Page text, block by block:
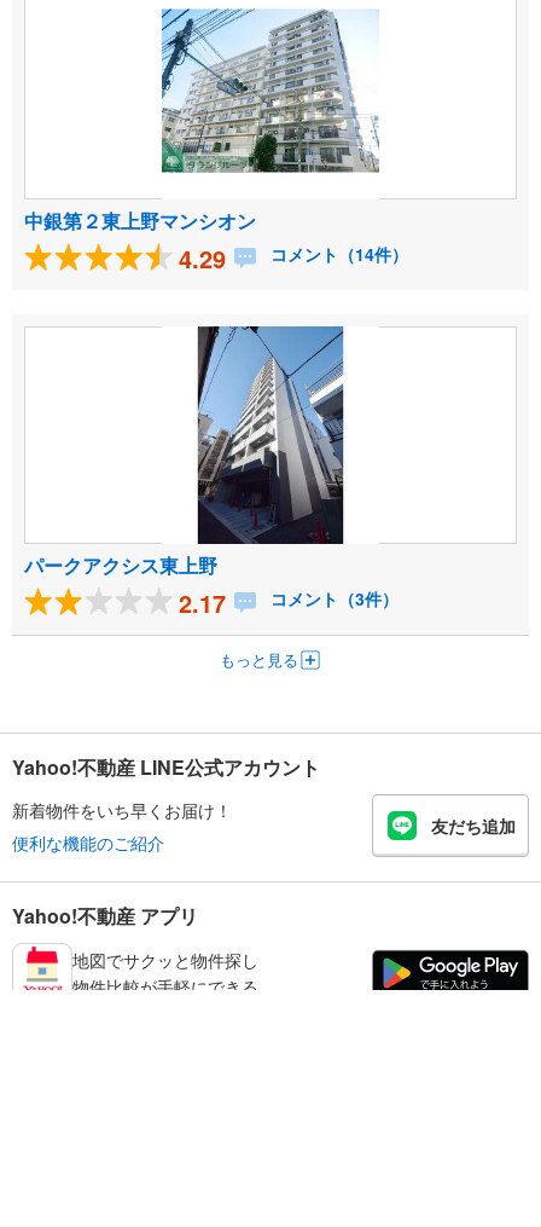
中銀第２東上野マンシオン
4.29 コメント（14件）
パークアクシス東上野
2.17 コメント（3件）
もっと見る
Yahoo!不動産 LINE公式アカウント
新着物件をいち早くお届け！
便利な機能のご紹介
友だち追加
Yahoo!不動産 アプリ
地図でサクッと物件探し
物件比較が手軽にできる